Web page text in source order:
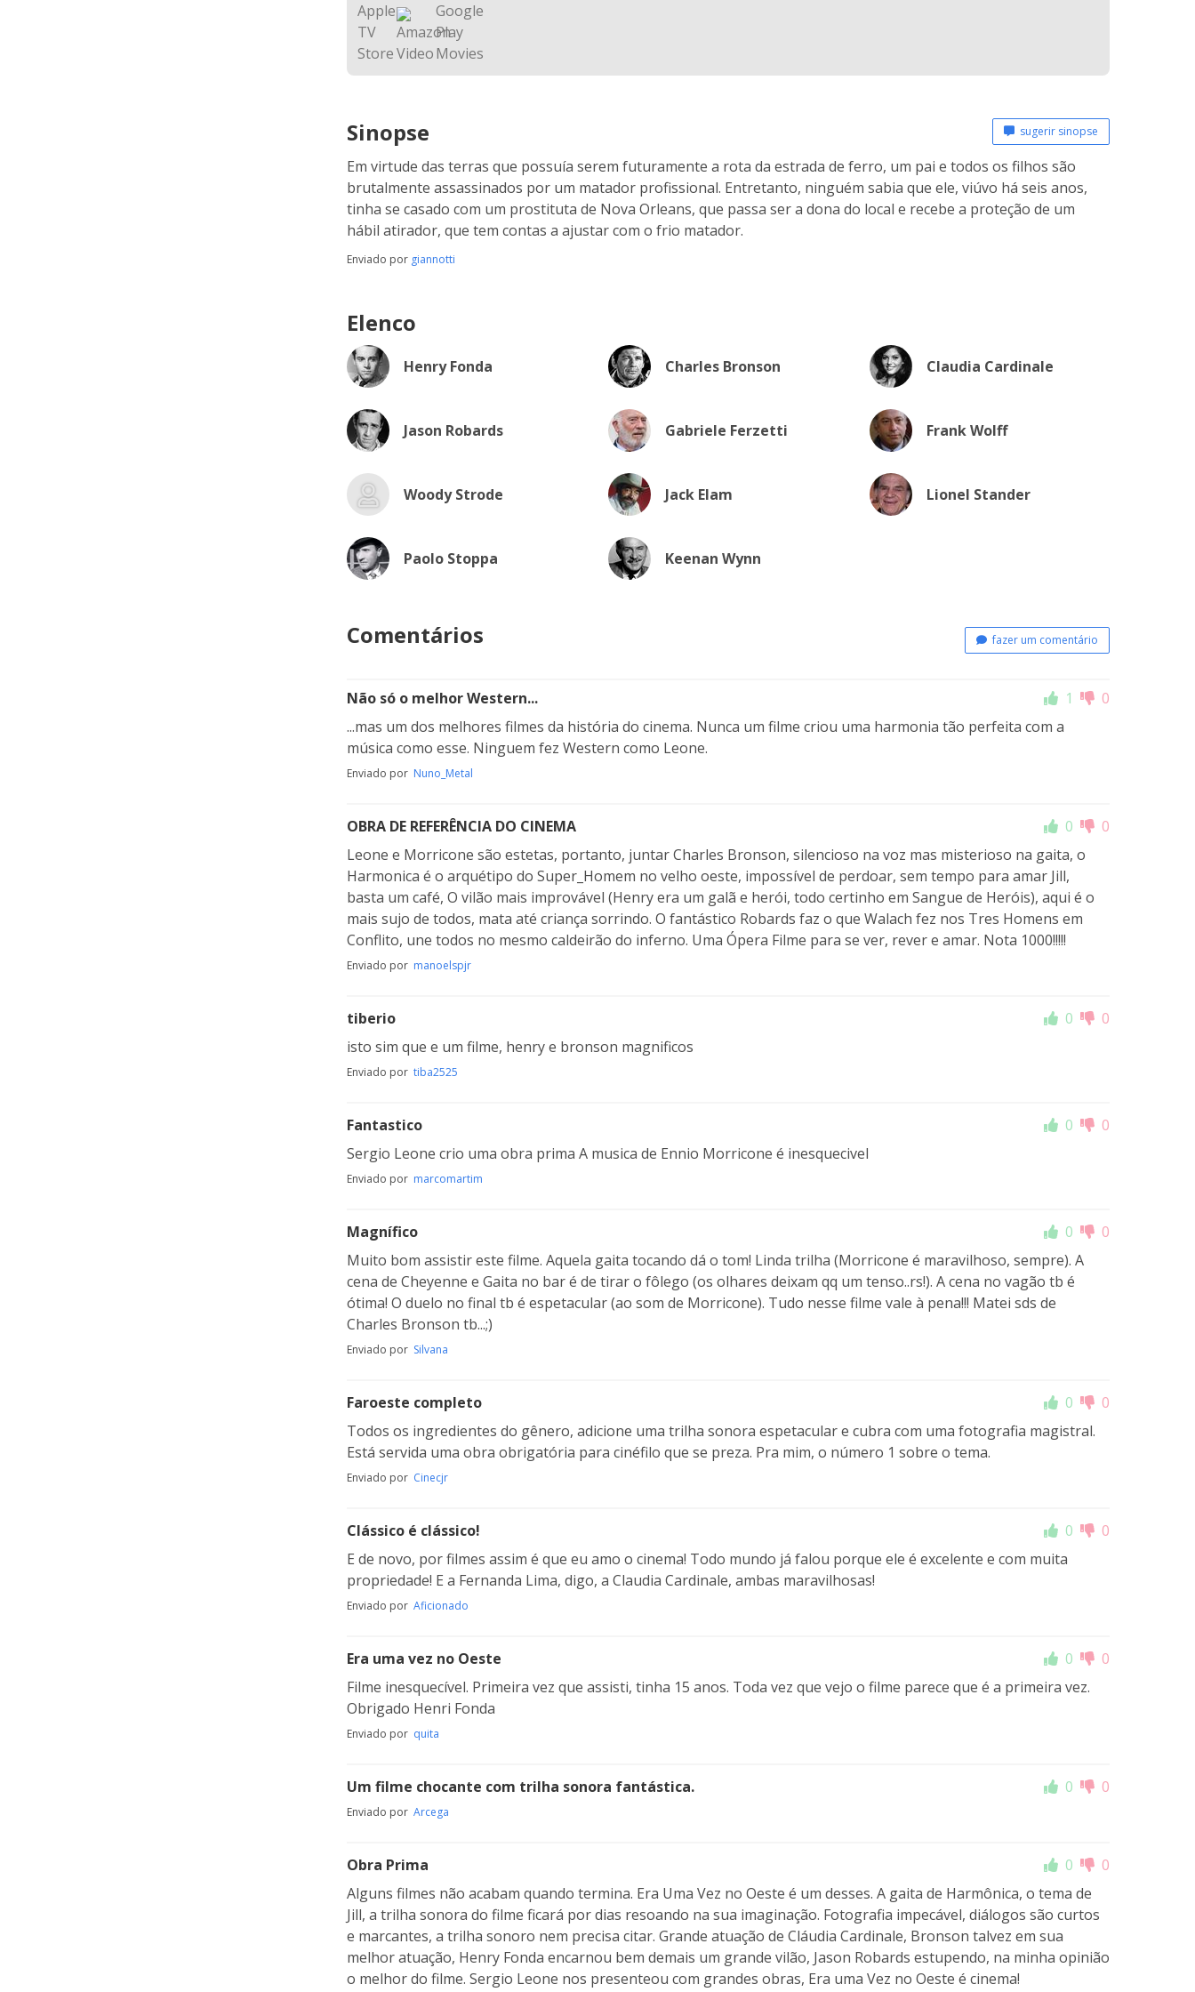
Sinopse sugerir sinopse
Em virtude das terras que possuía serem futuramente a rota da estrada de ferro, um pai e todos os filhos são
brutalmente assassinados por um matador profissional. Entretanto, ninguém sabia que ele, viúvo há seis anos,
tinha se casado com um prostituta de Nova Orleans, que passa ser a dona do local e recebe a proteção de um
hábil atirador, que tem contas a ajustar com o frio matador.
Enviado por giannotti
Elenco
Henry Fonda Charles Bronson Claudia Cardinale
Jason Robards Gabriele Ferzetti Frank Wolff
Woody Strode Jack Elam Lionel Stander
Paolo Stoppa Keenan Wynn
Comentários fazer um comentário
Não só o melhor Western... 1
0
...mas um dos melhores filmes da história do cinema. Nunca um filme criou uma harmonia tão perfeita com a
música como esse. Ninguem fez Western como Leone.
Enviado por Nuno_Metal
OBRA DE REFERÊNCIA DO CINEMA 0
0
Leone e Morricone são estetas, portanto, juntar Charles Bronson, silencioso na voz mas misterioso na gaita, o
Harmonica é o arquétipo do Super_Homem no velho oeste, impossível de perdoar, sem tempo para amar Jill,
basta um café, O vilão mais improvável (Henry era um galã e herói, todo certinho em Sangue de Heróis), aqui é o
mais sujo de todos, mata até criança sorrindo. O fantástico Robards faz o que Walach fez nos Tres Homens em
Conflito, une todos no mesmo caldeirão do inferno. Uma Ópera Filme para se ver, rever e amar. Nota 1000!!!!!
Enviado por manoelspjr
tiberio 0
0
isto sim que e um filme, henry e bronson magnificos
Enviado por tiba2525
Fantastico 0
0
Sergio Leone crio uma obra prima A musica de Ennio Morricone é inesquecivel
Enviado por marcomartim
Magnífico 0
0
Muito bom assistir este filme. Aquela gaita tocando dá o tom! Linda trilha (Morricone é maravilhoso, sempre). A
cena de Cheyenne e Gaita no bar é de tirar o fôlego (os olhares deixam qq um tenso..rs!). A cena no vagão tb é
ótima! O duelo no final tb é espetacular (ao som de Morricone). Tudo nesse filme vale à pena!!! Matei sds de
Charles Bronson tb...;)
Enviado por Silvana
Faroeste completo 0
0
Todos os ingredientes do gênero, adicione uma trilha sonora espetacular e cubra com uma fotografia magistral.
Está servida uma obra obrigatória para cinéfilo que se preza. Pra mim, o número 1 sobre o tema.
Enviado por Cinecjr
Clássico é clássico! 0
0
E de novo, por filmes assim é que eu amo o cinema! Todo mundo já falou porque ele é excelente e com muita
propriedade! E a Fernanda Lima, digo, a Claudia Cardinale, ambas maravilhosas!
Enviado por Aficionado
Era uma vez no Oeste 0
0
Filme inesquecível. Primeira vez que assisti, tinha 15 anos. Toda vez que vejo o filme parece que é a primeira vez.
Obrigado Henri Fonda
Enviado por quita
Um filme chocante com trilha sonora fantástica. 0 0
Enviado por Arcega
Obra Prima 0
0
Alguns filmes não acabam quando termina. Era Uma Vez no Oeste é um desses. A gaita de Harmônica, o tema de
Jill, a trilha sonora do filme ficará por dias resoando na sua imaginação. Fotografia impecável, diálogos são curtos
e marcantes, a trilha sonoro nem precisa citar. Grande atuação de Cláudia Cardinale, Bronson talvez em sua
melhor atuação, Henry Fonda encarnou bem demais um grande vilão, Jason Robards estupendo, na minha opinião
o melhor do filme. Sergio Leone nos presenteou com grandes obras, Era uma Vez no Oeste é cinema!